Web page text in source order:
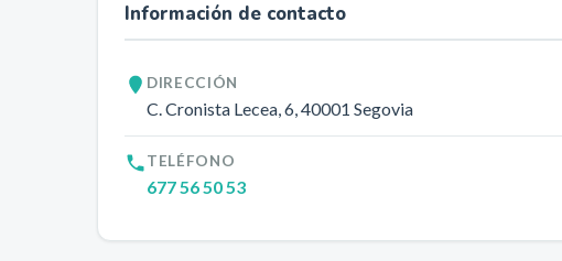
Información de contacto
DIRECCIÓN
C. Cronista Lecea, 6, 40001 Segovia
TELÉFONO
677 56 50 53